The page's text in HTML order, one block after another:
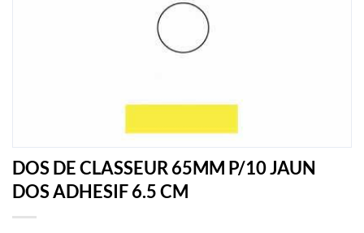
DOS DE CLASSEUR 65MM P/10 JAUN
DOS ADHESIF 6.5 CM